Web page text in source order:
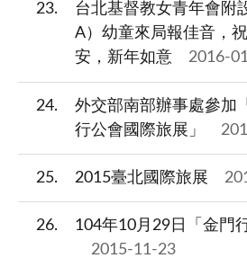
23
台北基督教女青年會附
A）幼童來局報佳音，
安，新年如意
2016-
24
外交部南部辦事處參加
行公會國際旅展」
25 2015臺北國際旅展
26
104年10月29日「金門
2015-11-23